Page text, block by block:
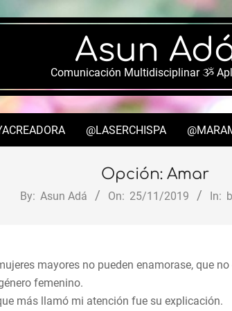
Asun
Comunicación Multidisciplinar ૐ
Secondary
Menu
@LASERCHISPA
Opción: Amar
By: Asun Adá On: 25/11/2019 In:
mayores no pueden enamorase, que
femenino.
más llamó mi atención fue su explicación.